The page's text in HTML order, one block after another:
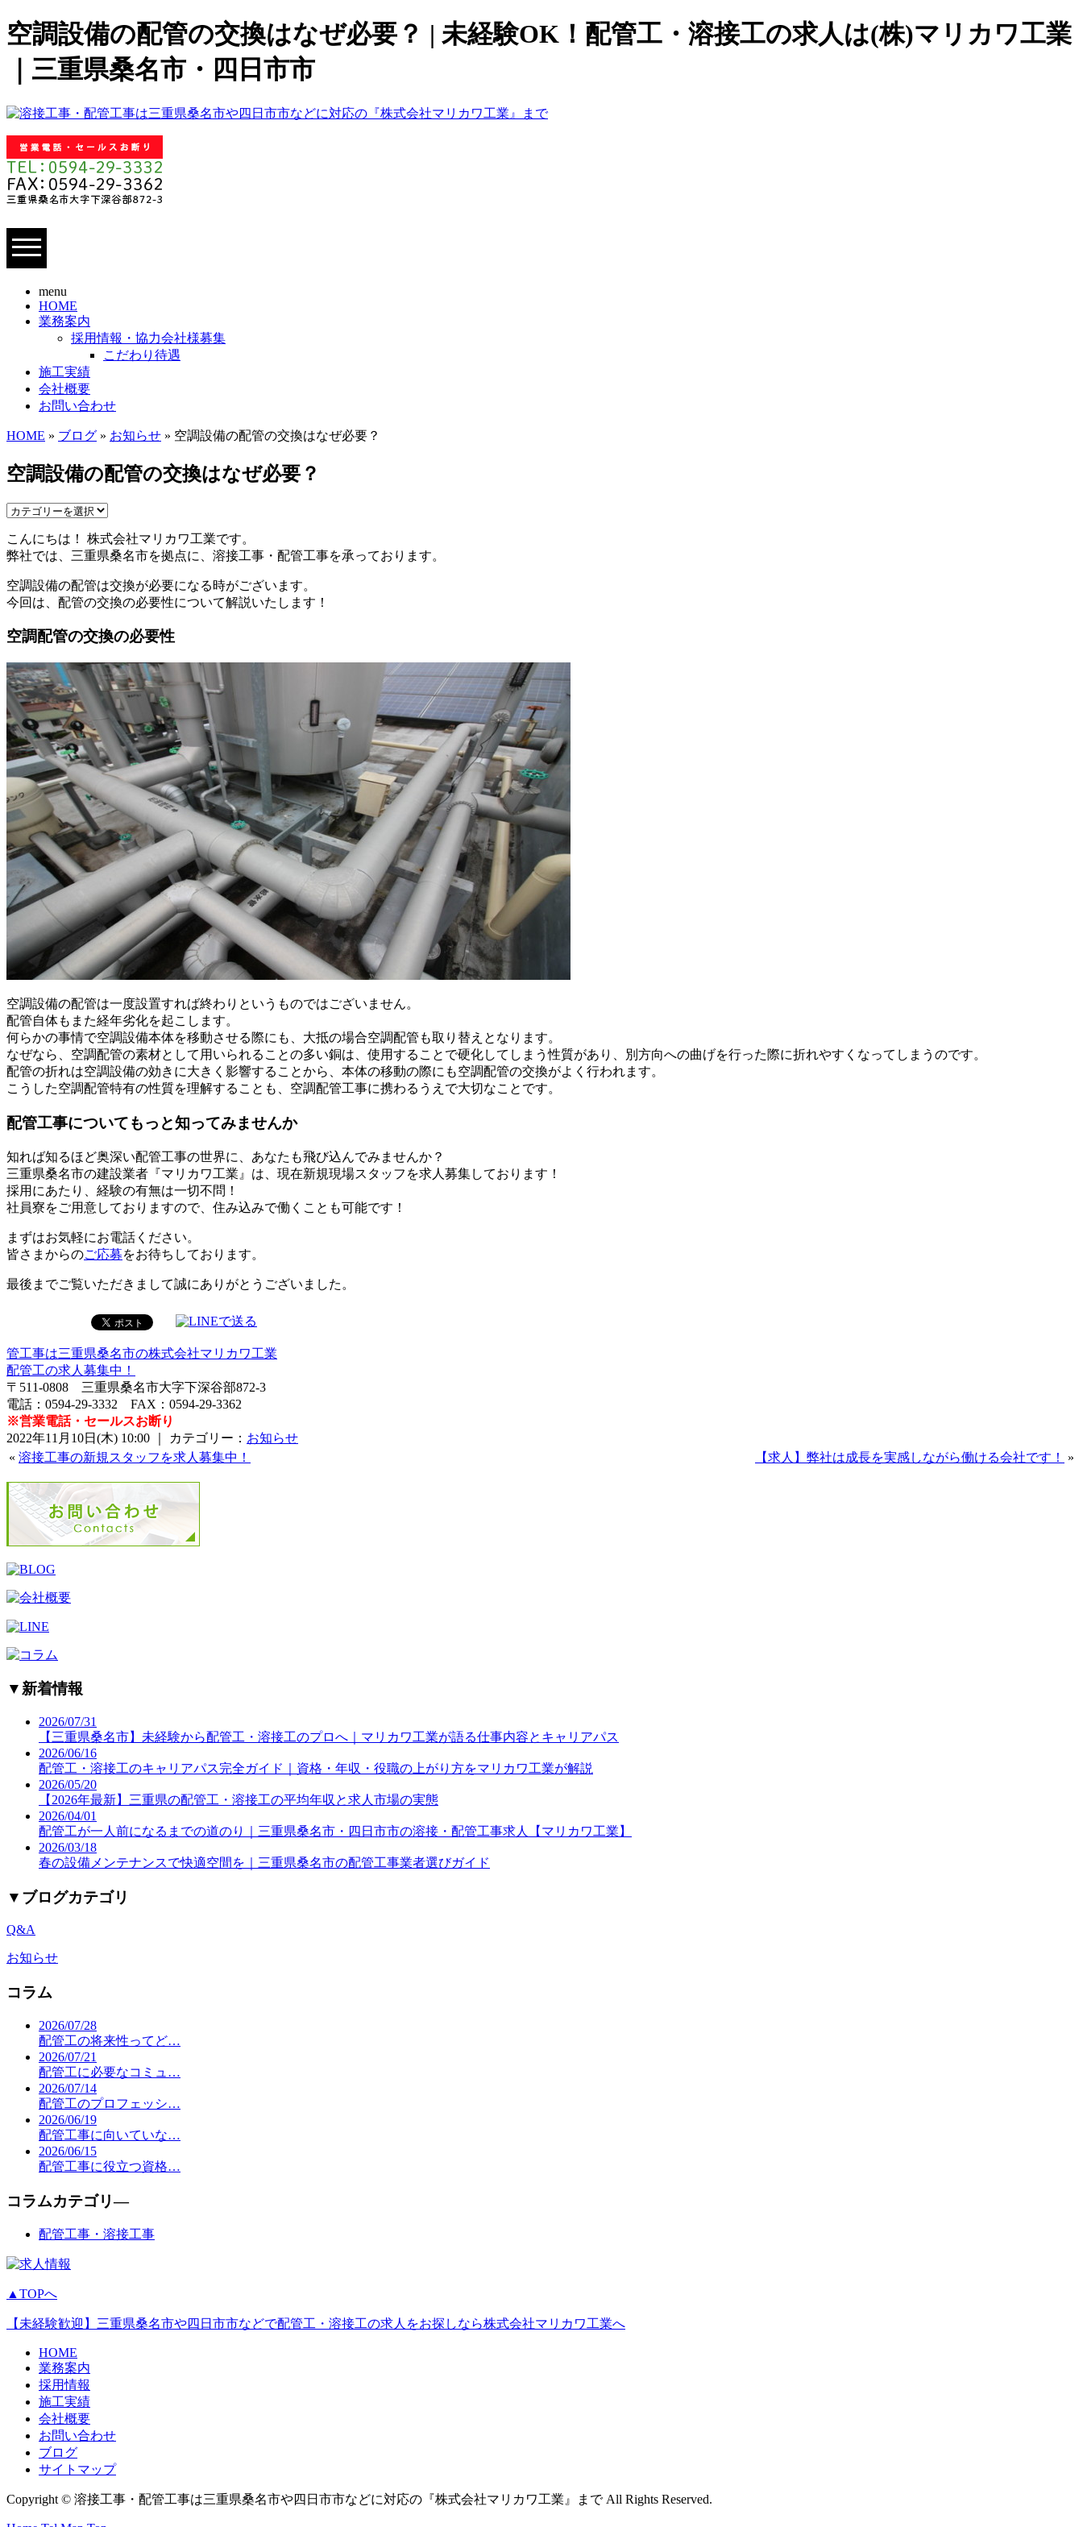
空調設備の配管の交換はなぜ必要？ | 未経験OK！配管工・溶接工の求人は(株)マリカワ工業
｜三重県桑名市・四日市市
menu
HOME
業務案内
採用情報・協力会社様募集
こだわり待遇
施工実績
会社概要
お問い合わせ
HOME » ブログ » お知らせ » 空調設備の配管の交換はなぜ必要？
空調設備の配管の交換はなぜ必要？
こんにちは！ 株式会社マリカワ工業です。
弊社では、三重県桑名市を拠点に、溶接工事・配管工事を承っております。
空調設備の配管は交換が必要になる時がございます。
今回は、配管の交換の必要性について解説いたします！
空調配管の交換の必要性
空調設備の配管は一度設置すれば終わりというものではございません。
配管自体もまた経年劣化を起こします。
何らかの事情で空調設備本体を移動させる際にも、大抵の場合空調配管も取り替えとなります。
なぜなら、空調配管の素材として用いられることの多い銅は、使用することで硬化してしまう性質があり、別方向への曲げを行った際に折れやすくなってしまうのです。
配管の折れは空調設備の効きに大きく影響することから、本体の移動の際にも空調配管の交換がよく行われます。
こうした空調配管特有の性質を理解することも、空調配管工事に携わるうえで大切なことです。
配管工事についてもっと知ってみませんか
知れば知るほど奥深い配管工事の世界に、あなたも飛び込んでみませんか？
三重県桑名市の建設業者『マリカワ工業』は、現在新規現場スタッフを求人募集しております！
採用にあたり、経験の有無は一切不問！
社員寮をご用意しておりますので、住み込みで働くことも可能です！
まずはお気軽にお電話ください。
皆さまからのご応募をお待ちしております。
最後までご覧いただきまして誠にありがとうございました。
管工事は三重県桑名市の株式会社マリカワ工業
配管工の求人募集中！
〒511-0808 三重県桑名市大字下深谷部872-3
電話：0594-29-3332 FAX：0594-29-3362
※営業電話・セールスお断り
2022年11月10日(木) 10:00 ｜ カテゴリー： お知らせ
« 溶接工事の新規スタッフを求人募集中！ 【求人】弊社は成長を実感しながら働ける会社です！ »
▼新着情報
2026/07/31
【三重県桑名市】未経験から配管工・溶接工のプロへ｜マリカワ工業が語る仕事内容とキャリアパス
2026/06/16
配管工・溶接工のキャリアパス完全ガイド｜資格・年収・役職の上がり方をマリカワ工業が解説
2026/05/20
【2026年最新】三重県の配管工・溶接工の平均年収と求人市場の実態
2026/04/01
配管工が一人前になるまでの道のり｜三重県桑名市・四日市市の溶接・配管工事求人【マリカワ工業】
2026/03/18
春の設備メンテナンスで快適空間を｜三重県桑名市の配管工事業者選びガイド
▼ ブログカテゴリ
Q&A
お知らせ
コラム
2026/07/28
配管工の将来性ってど…
2026/07/21
配管工に必要なコミュ…
2026/07/14
配管工のプロフェッシ…
2026/06/19
配管工事に向いていな…
2026/06/15
配管工事に役立つ資格…
コラムカテゴリ―
配管工事・溶接工事
▲TOPへ
【未経験歓迎】三重県桑名市や四日市市などで配管工・溶接工の求人をお探しなら株式会社マリカワ工業へ
HOME
業務案内
採用情報
施工実績
会社概要
お問い合わせ
ブログ
サイトマップ
Copyright © 溶接工事・配管工事は三重県桑名市や四日市市などに対応の『株式会社マリカワ工業』まで All Rights Reserved.